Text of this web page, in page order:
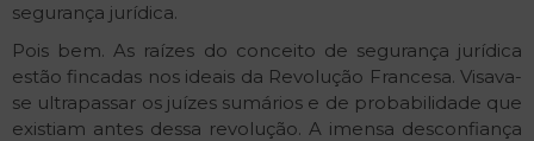
segurança jurídica.
Pois bem. As raízes do conceito de segurança jurídica
estão fincadas nos ideais da Revolução Francesa. Visava­
se ultrapassar os juízes sumários e de probabilidade que
existiam antes dessa revolução. A imensa desconfiança